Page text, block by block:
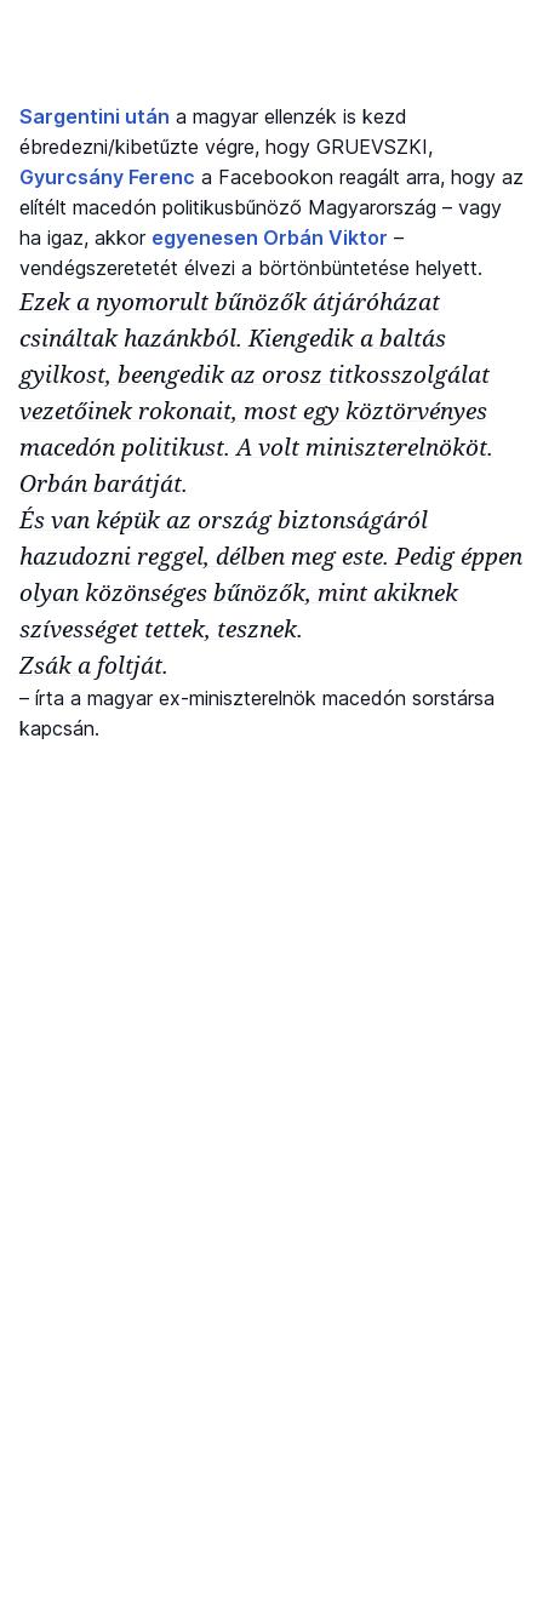
Sargentini után a magyar ellenzék is kezd
ébredezni/kibetűzte végre, hogy GRUEVSZKI,
Gyurcsány Ferenc a Facebookon reagált arra, hogy az
elítélt macedón politikusbűnöző Magyarország – vagy
ha igaz, akkor egyenesen Orbán Viktor –
vendégszeretetét élvezi a börtönbüntetése helyett.
Ezek a nyomorult bűnözők átjáróházat
csináltak hazánkból. Kiengedik a baltás
gyilkost, beengedik az orosz titkosszolgálat
vezetőinek rokonait, most egy köztörvényes
macedón politikust. A volt miniszterelnököt.
Orbán barátját.
És van képük az ország biztonságáról
hazudozni reggel, délben meg este. Pedig éppen
olyan közönséges bűnözők, mint akiknek
szívességet tettek, tesznek.
Zsák a foltját.
– írta a magyar ex-miniszterelnök macedón sorstársa
kapcsán.